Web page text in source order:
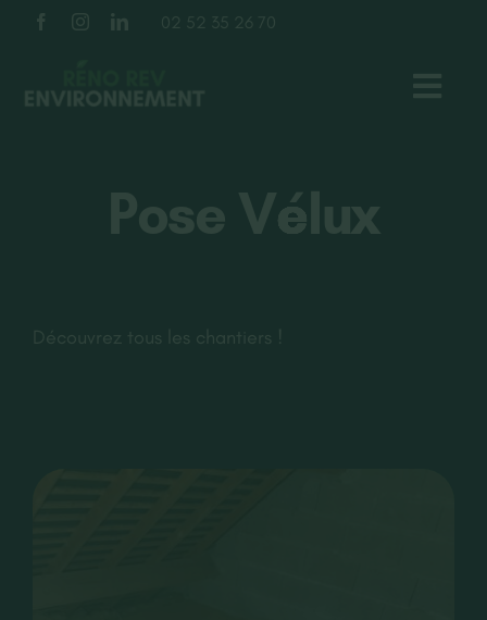
Passer
02 52 35 26 70
Pose Vélux
Découvrez tous les chantiers !